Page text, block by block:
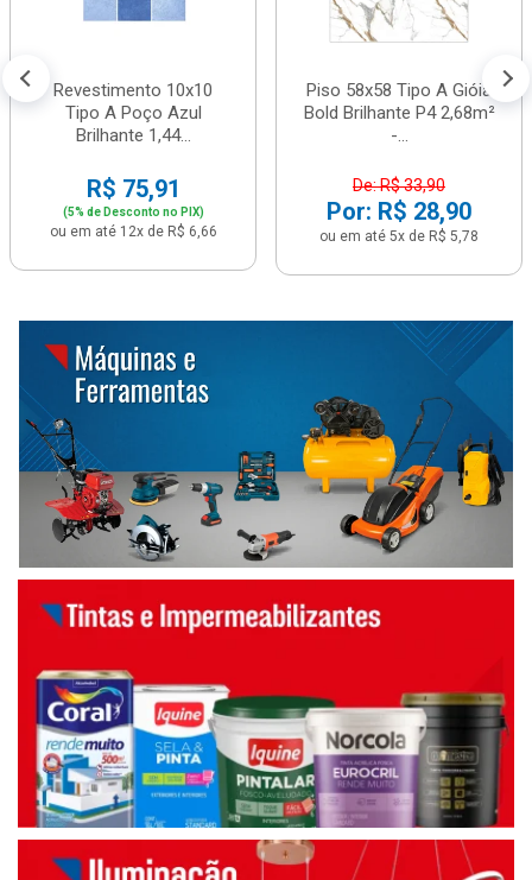
Revestimento 10x10
Tipo A Poço Azul
Brilhante 1,44...
R$ 75,91
(5% de Desconto no PIX)
ou em até 12x de R$ 6,66
Piso 58x58 Tipo A Gióia
Bold Brilhante P4 2,68m²
-...
De: R$ 33,90
Por: R$ 28,90
ou em até 5x de R$ 5,78